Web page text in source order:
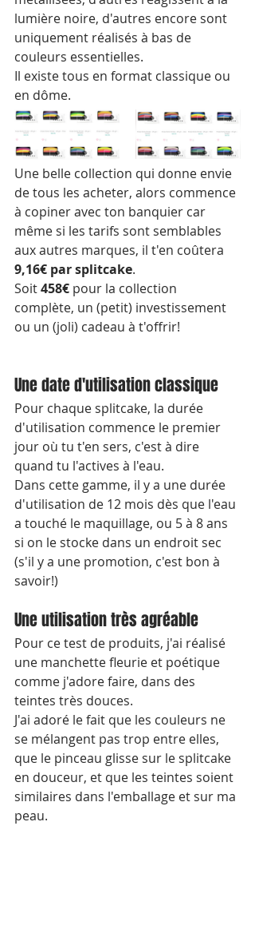
lumière noire, d'autres encore sont
uniquement réalisés à bas de
couleurs essentielles.
Il existe tous en format classique ou
en dôme.
Une belle collection qui donne envie
de tous les acheter, alors commence
à copiner avec ton banquier car
même si les tarifs sont semblables
aux autres marques, il t'en coûtera
9,16€ par splitcake.
Soit 458€ pour la collection
complète, un (petit) investissement
ou un (joli) cadeau à t'offrir!
Une date d'utilisation classique
Pour chaque splitcake, la durée
d'utilisation commence le premier
jour où tu t'en sers, c'est à dire
quand tu l'actives à l'eau.
Dans cette gamme, il y a une durée
d'utilisation de 12 mois dès que l'eau
a touché le maquillage, ou 5 à 8 ans
si on le stocke dans un endroit sec
(s'il y a une promotion, c'est bon à
savoir!)
Une utilisation très agréable
Pour ce test de produits, j'ai réalisé
une manchette fleurie et poétique
comme j'adore faire, dans des
teintes très douces.
J'ai adoré le fait que les couleurs ne
se mélangent pas trop entre elles,
que le pinceau glisse sur le splitcake
en douceur, et que les teintes soient
similaires dans l'emballage et sur ma
peau.